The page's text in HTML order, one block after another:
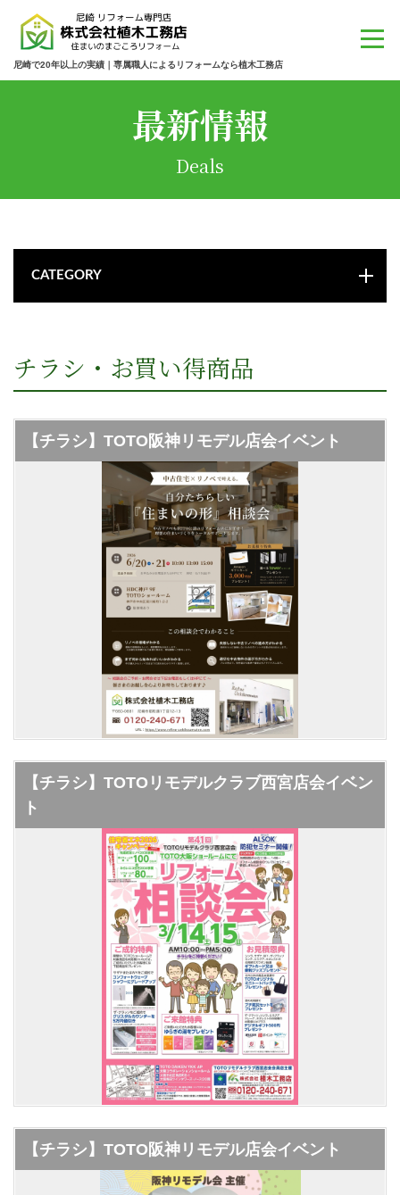
尼崎で20年以上の実績｜専属職人によるリフォームなら植木工務店
最新情報
Deals
CATEGORY
チラシ・お買い得商品
【チラシ】TOTO阪神リモデル店会イベント
【チラシ】TOTOリモデルクラブ西宮店会イベン
ト
【チラシ】TOTO阪神リモデル店会イベント